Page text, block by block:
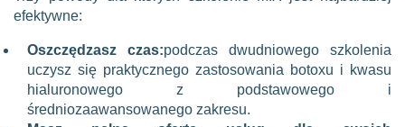
efektywne:
Oszczędzasz czas:podczas dwudniowego szkolenia
uczysz się praktycznego zastosowania botoxu i kwasu
hialuronowego z podstawowego i
średniozaawansowanego zakresu.